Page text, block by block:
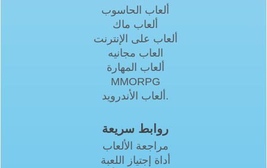
ألعاب الحاسوب
ألعاب ماك
ألعاب على الإنترنت
العاب مجانيه
ألعاب المهارة
MMORPG
ألعاب الأندرويد.
روابط سريعة
مراجعة الألعاب
أداة إجتياز اللعبة